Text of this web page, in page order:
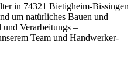
in 74321 Bietigheim-Bissingen
um natürliches Bauen und
Verarbeitungs –
Team und Handwerker-